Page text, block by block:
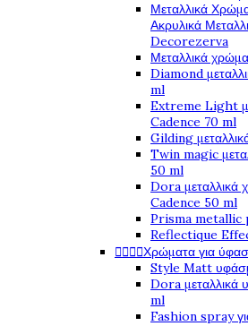
Μεταλλικά
Ακρυλικά
Decorezerva
Μεταλλικά
Diamond
ml
Extreme Light
Cadence 70 ml
Gilding
Twin magic
50 ml
Dora μεταλλικά
Cadence 50 ml
Prisma metallic
Reflectique
Χρώματα για
Style Matt
Dora μεταλλικά
ml
Fashion spray